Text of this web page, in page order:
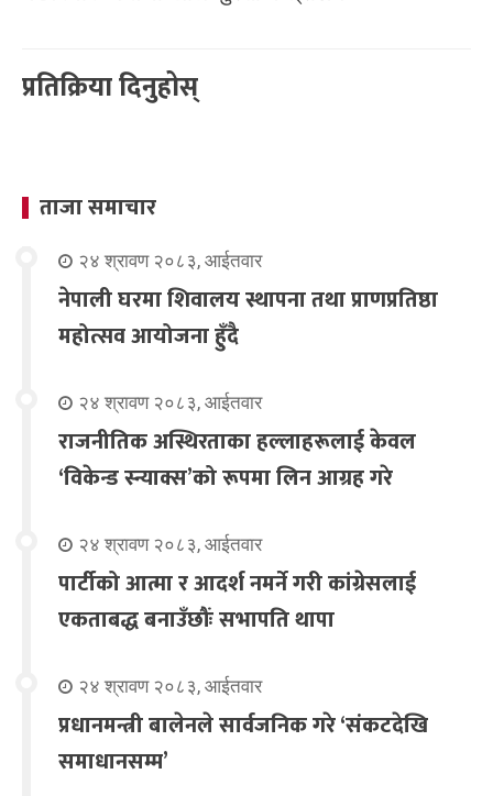
प्रतिक्रिया दिनुहोस्
ताजा समाचार
२४ श्रावण २०८३, आईतवार
नेपाली घरमा शिवालय स्थापना तथा प्राणप्रतिष्ठा
महोत्सव आयोजना हुँदै
२४ श्रावण २०८३, आईतवार
राजनीतिक अस्थिरताका हल्लाहरूलाई केवल
‘विकेन्ड स्न्याक्स’को रूपमा लिन आग्रह गरे
२४ श्रावण २०८३, आईतवार
पार्टीको आत्मा र आदर्श नमर्ने गरी कांग्रेसलाई
एकताबद्ध बनाउँछौंः सभापति थापा
२४ श्रावण २०८३, आईतवार
प्रधानमन्त्री बालेनले सार्वजनिक गरे ‘संकटदेखि
समाधानसम्म’